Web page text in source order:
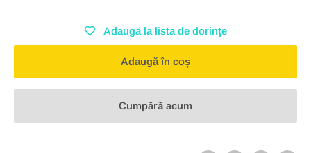
Adaugă la lista de dorințe
Adaugă în coș
Cumpără acum